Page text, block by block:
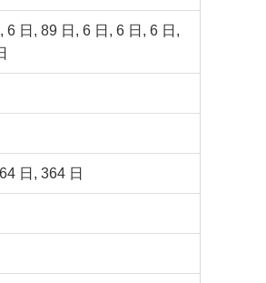
6 日, 89 日, 6 日, 6 日, 6 日,
日, 364 日